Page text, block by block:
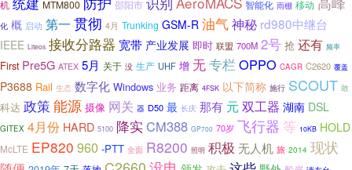
机
MTM800 邵阳市 智能化 雨棚 移动
化 概 启动 第一 贯彻 4月 Trunking GSM-R 油气神秘 rd980中继台
IEEE Liteos 接收分路器 宽带 产业发展 即时 联盟 700M 2号 抢 还有 频率
First Pre5G ATEX 5月 关于 没 生产 UHF 增 无专栏 OPPO CAGR C2620 覆盖
P3688 Rail 生态 数字化 Windows 业务 距离 4FSK 以下简称 施行 SCOUT 敢
科达 政策 能源 摄像 网关 器 D50 最 长庆 那有 元 双工器 湖南 DSL
GITEX 4月份 HARD 5100 降实 CM388 GP700 70岁 飞行器 等 10KB HOLD
McLTE EP820 960 -PTT 全面 R8200 照明 积极 无人机 旅 2014 现状